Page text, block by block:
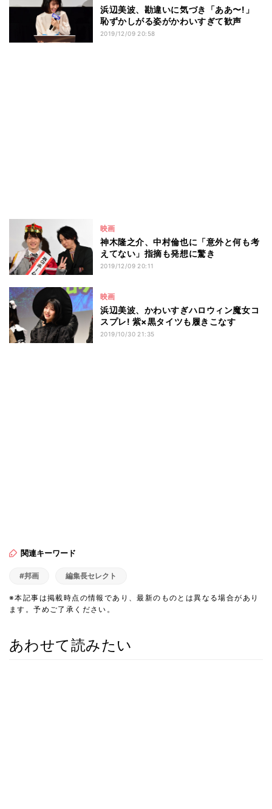
浜辺美波、勘違いに気づき「ああ〜!」
恥ずかしがる姿がかわいすぎて歓声
2019/12/09 20:58
映画
神木隆之介、中村倫也に「意外と何も考
えてない」指摘も発想に驚き
2019/12/09 20:11
映画
浜辺美波、かわいすぎハロウィン魔女コ
スプレ! 紫×黒タイツも履きこなす
2019/10/30 21:35
関連キーワード
#邦画 編集長セレクト
※本記事は掲載時点の情報であり、最新のものとは異なる場合があり
ます。予めご了承ください。
あわせて読みたい